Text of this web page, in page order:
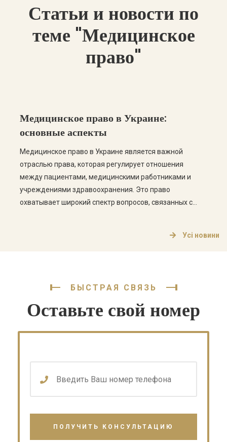
Статьи и новости по
теме "Медицинское
право"
Медицинское право в Украине:
основные аспекты
Медицинское право в Украине является важной
отраслью права, которая регулирует отношения
между пациентами, медицинскими работниками и
учреждениями здравоохранения. Это право
охватывает широкий спектр вопросов, связанных с
Усі новини
БЫСТРАЯ СВЯЗЬ
Оставьте свой номер